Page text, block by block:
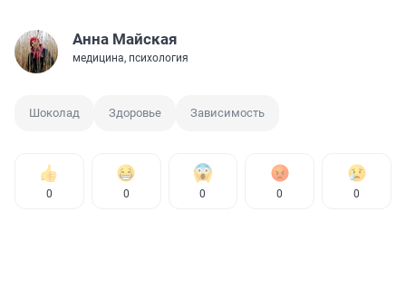
Анна Майская
медицина, психология
Шоколад Здоровье Зависимость
0 0 0 0 0